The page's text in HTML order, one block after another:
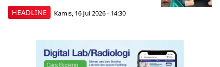
HEADLINE Kamis, 16 Jul 2026 - 14:30